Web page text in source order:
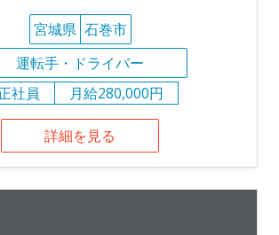
宮城県 石巻市
運転手・ドライバー
社員
月給280,000円
詳細を見る